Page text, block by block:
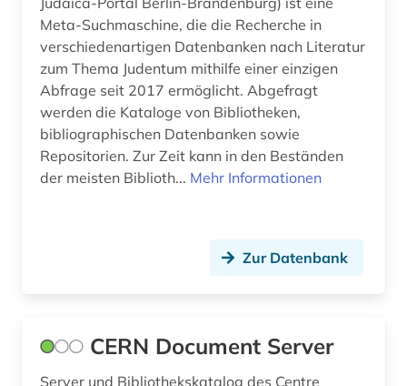
bayerische staatsbibliothek (9)
bayerische staatsbibliothek münchen (1)
bayern (5)
behinderung (1)
belarus (1)
Portugal (1)
Rheinland-Pfalz (1)
Roemisches Reich (6)
Rumänien (5)
Russland, Sowjetunion (14)
Serbien (5)
Meta-Suchmaschine, die die Recherche in
verschiedenartigen Datenbanken nach Literatur
zum Thema Judentum mithilfe einer einzigen
Abfrage seit 2017 ermöglicht. Abgefragt
werden die Kataloge von Bibliotheken,
bibliographischen Datenbanken sowie
Repositorien. Zur Zeit kann in den Beständen
der meisten Biblioth... Mehr Informationen
Zur Datenbank
CERN Document Server
Server und Bibliothekskatalog des Centre